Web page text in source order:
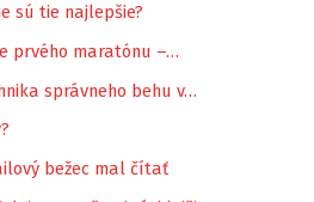
sú tie najlepšie?
prvého maratónu –…
správneho behu v…
bežec mal čítať